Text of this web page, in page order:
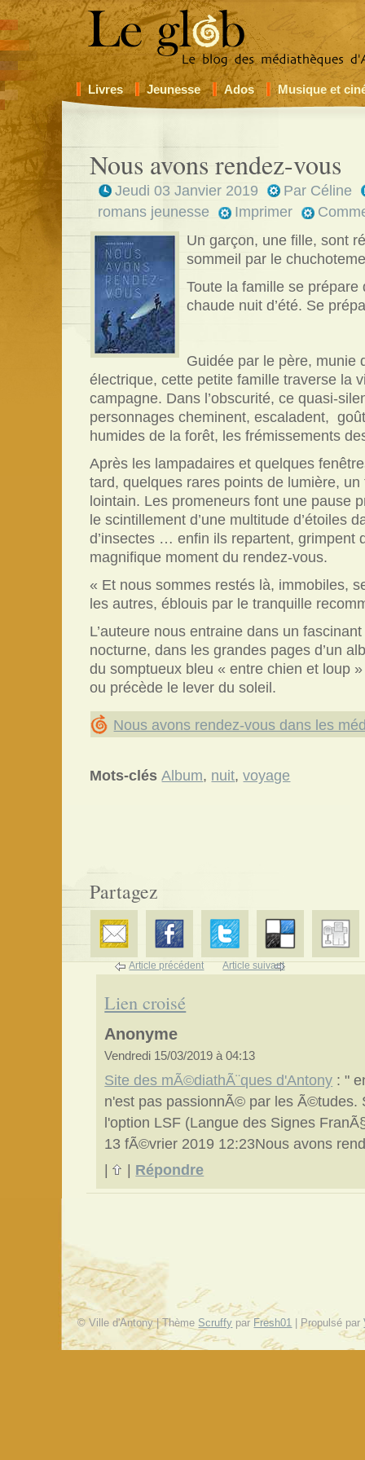
Livres Jeunesse Ados Musique et
Nous avons rendez-vous
Jeudi 03 Janvier 2019 Par Céline
romans jeunesse
Imprimer
Un garçon, une fille, sont
sommeil par le
Toute la famille se prépare
chaude nuit d’été. Se
Guidée par le père, munie
électrique, cette petite famille traverse la
campagne. Dans l’obscurité, ce quasi-
personnages cheminent, escaladent,
humides de la forêt, les frémissements
Après les lampadaires et quelques
tard, quelques rares points de lumière,
lointain. Les promeneurs font une pause
le scintillement d’une multitude d’étoiles
d’insectes … enfin ils repartent, grimpent
magnifique moment du rendez-vous.
« Et nous sommes restés là, immobiles,
les autres, éblouis par le tranquille
L’auteure nous entraine dans un
nocturne, dans les grandes pages d’un
du somptueux bleu « entre chien et loup
ou précède le lever du soleil.
Nous avons rendez-vous dans les
Mots-clésAlbum, nuit,voyage
Partagez
Article précédent Article suivant
Lien croisé
Anonyme
Vendredi 15/03/2019 à 04:13
Site des mÃ©diathÃ¨ques d'Antony : "
n'est pas passionnÃ© par les Ã©tudes.
l'option LSF (Langue des Signes
13 fÃ©vrier 2019 12:23Nous avons
|
Répondre
© Ville d'Antony | Thème Scruffy par Fresh01 | Propulsé par